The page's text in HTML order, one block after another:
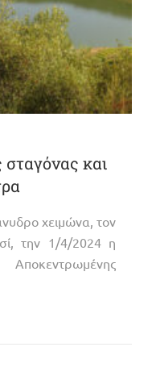
και
χειμώνα, τον
την 1/4/2024 η